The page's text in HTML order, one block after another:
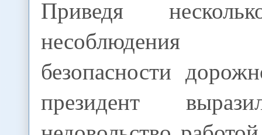
Приведя
несоблюдения
безопасности
президент